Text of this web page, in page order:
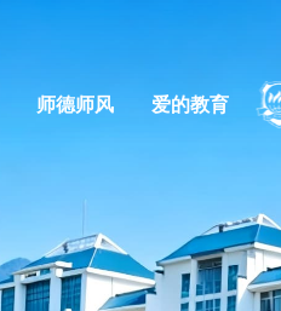
师德师风 爱的教育